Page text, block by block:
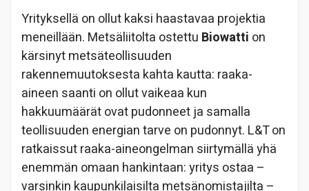
Yrityksellä on ollut kaksi haastavaa projektia
meneillään. Metsäliitolta ostettu Biowatti on
kärsinyt metsäteollisuuden
rakennemuutoksesta kahta kautta: raaka-
aineen saanti on ollut vaikeaa kun
hakkuumäärät ovat pudonneet ja samalla
teollisuuden energian tarve on pudonnyt. L&T on
ratkaissut raaka-aineongelman siirtymällä yhä
enemmän omaan hankintaan: yritys ostaa –
varsinkin kaupunkilaisilta metsänomistajilta –